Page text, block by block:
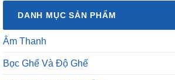
DANH MỤC SẢN PHẨM
Âm Thanh
Bọc Ghế Và Độ Ghế